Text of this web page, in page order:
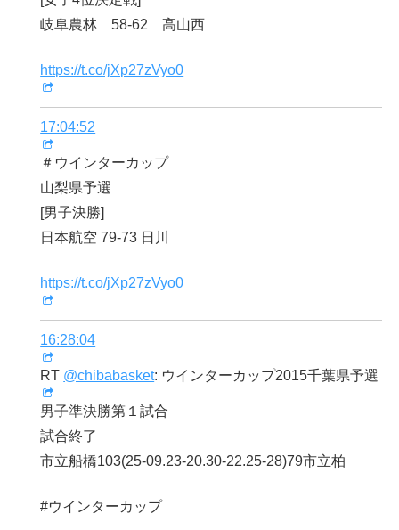
岐阜農林 58-62 高山西
https://t.co/jXp27zVyo0
17:04:52
＃ウインターカップ
山梨県予選
[男子決勝]
日本航空 79-73 日川
https://t.co/jXp27zVyo0
16:28:04
RT @chibabasket: ウインターカップ2015千葉県予選
男子準決勝第１試合
試合終了
市立船橋103(25-09.23-20.30-22.25-28)79市立柏
#ウインターカップ